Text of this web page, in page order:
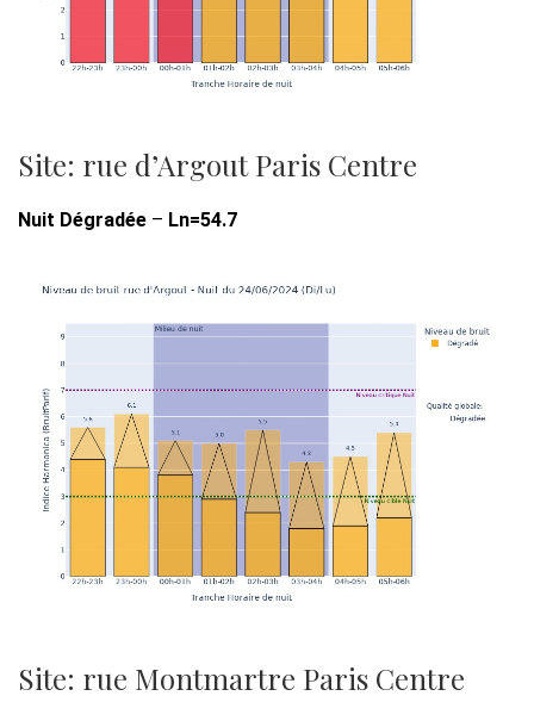
Site: rue d’Argout Paris Centre
Nuit Dégradée – Ln=54.7
Site: rue Montmartre Paris Centre